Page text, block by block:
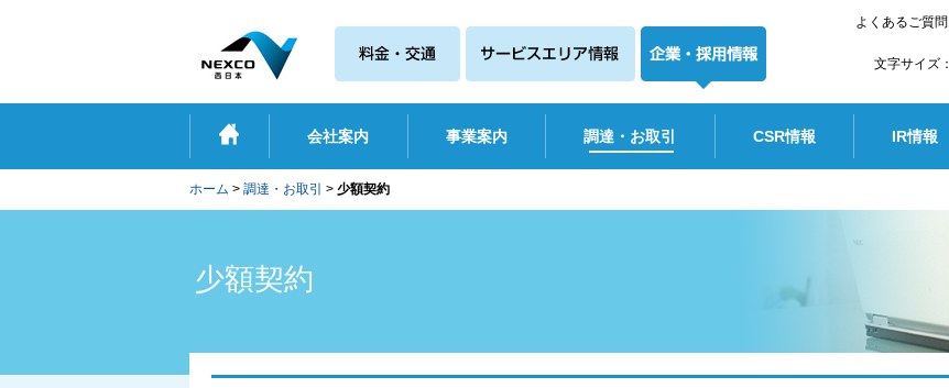
よくあるご質問
文字サイズ：
会社案内 事業案内 調達・お取引 CSR情報 IR情報
ホーム > 調達・お取引 > 少額契約
少額契約